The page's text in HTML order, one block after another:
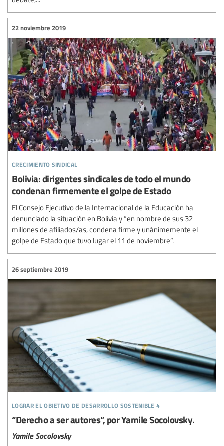
crecimiento sindical
22 noviembre 2019
Bolivia: dirigentes sindicales de todo el mundo
condenan firmemente el golpe de Estado
El Consejo Ejecutivo de la Internacional de la Educación ha
denunciado la situación en Bolivia y “en nombre de sus 32
millones de afiliados/as, condena firme y unánimemente el
golpe de Estado que tuvo lugar el 11 de noviembre”.
lograr el objetivo de desarrollo sostenible 4
26 septiembre 2019
“Derecho a ser autores”, por Yamile Socolovsky.
Yamile Socolovsky